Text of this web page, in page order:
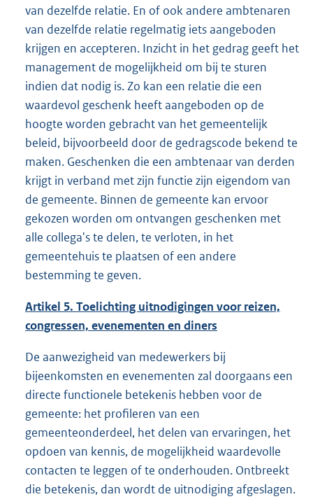
van dezelfde relatie. En of ook andere ambtenaren
van dezelfde relatie regelmatig iets aangeboden
krijgen en accepteren. Inzicht in het gedrag geeft het
management de mogelijkheid om bij te sturen
indien dat nodig is. Zo kan een relatie die een
waardevol geschenk heeft aangeboden op de
hoogte worden gebracht van het gemeentelijk
beleid, bijvoorbeeld door de gedragscode bekend te
maken. Geschenken die een ambtenaar van derden
krijgt in verband met zijn functie zijn eigendom van
de gemeente. Binnen de gemeente kan ervoor
gekozen worden om ontvangen geschenken met
alle collega's te delen, te verloten, in het
gemeentehuis te plaatsen of een andere
bestemming te geven.
Artikel 5. Toelichting uitnodigingen voor reizen,
congressen, evenementen en diners
De aanwezigheid van medewerkers bij
bijeenkomsten en evenementen zal doorgaans een
directe functionele betekenis hebben voor de
gemeente: het profileren van een
gemeenteonderdeel, het delen van ervaringen, het
opdoen van kennis, de mogelijkheid waardevolle
contacten te leggen of te onderhouden. Ontbreekt
die betekenis, dan wordt de uitnodiging afgeslagen.